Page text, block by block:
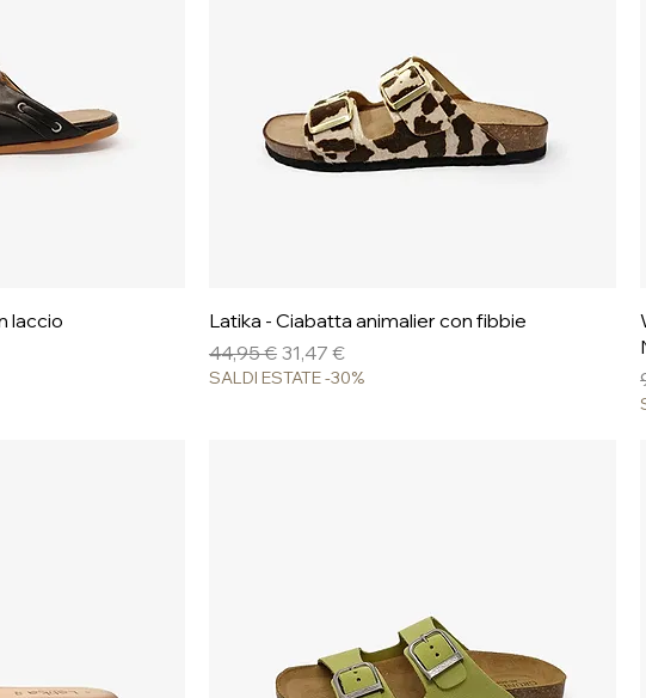
laccio
Vista rapida
Latika - Ciabatta animalier con fibbie
Prezzo regolare
44,95 € Prezzo scontato
31,47 €
SALDI ESTATE -30%